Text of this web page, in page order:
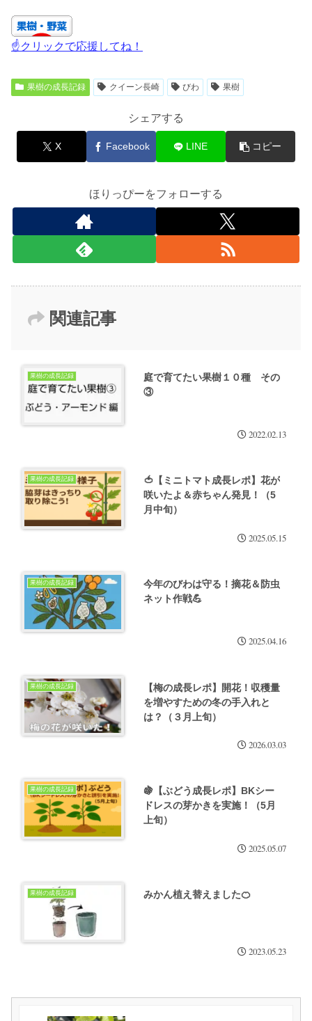
☝クリックで応援してね！
果樹の成長記録 クイーン長崎 びわ 果樹
シェアする
X Facebook LINE コピー
ほりっぴーをフォローする
関連記事
果樹の成長記録
庭で育てたい果樹１０種 その
③
2022.02.13
果樹の成長記録
🍅【ミニトマト成長レポ】花が
咲いたよ＆赤ちゃん発見！（5
月中旬）
2025.05.15
果樹の成長記録
今年のびわは守る！摘花＆防虫
ネット作戦💪
2025.04.16
果樹の成長記録
【梅の成長レポ】開花！収穫量
を増やすための冬の手入れと
は？（３月上旬）
2026.03.03
果樹の成長記録
🍇【ぶどう成長レポ】BKシー
ドレスの芽かきを実施！（5月
上旬）
2025.05.07
果樹の成長記録 みかん植え替えました🍊
2023.05.23